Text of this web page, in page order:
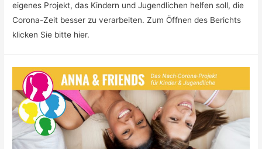
eigenes Projekt, das Kindern und Jugendlichen helfen soll, die
Corona-Zeit besser zu verarbeiten. Zum Öffnen des Berichts
klicken Sie bitte hier.